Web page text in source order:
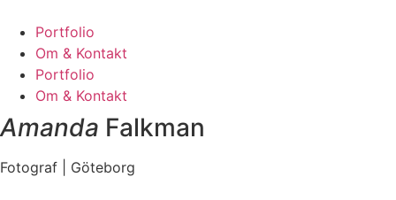
innehåll
Portfolio
Om & Kontakt
Portfolio
Om & Kontakt
Amanda Falkman
Fotograf | Göteborg